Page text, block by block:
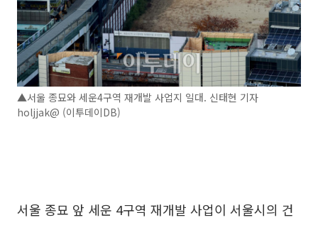
▲서울 종묘와 세운4구역 재개발 사업지 일대. 신태현 기자
holjjak@ (이투데이DB)
서울 종묘 앞 세운 4구역 재개발 사업이 서울시의 건